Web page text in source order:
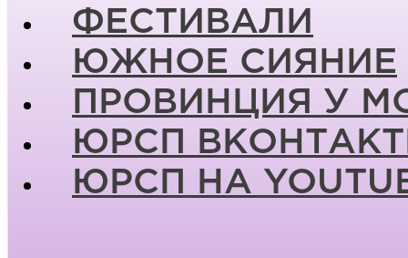
ФЕСТИВАЛИ
ЮЖНОЕ СИЯНИЕ
ПРОВИНЦИЯ У
ЮРСП
ЮРСП НА